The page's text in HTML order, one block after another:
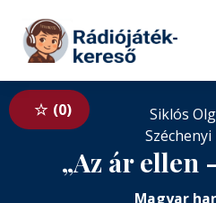
Tovább a tartalomhoz
0
Siklós
„Az ár ellen
Magyar